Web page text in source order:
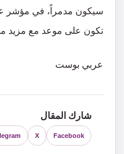
سيكون مدمراً، في مؤشر
تكون على موعد مع مزيد
عربي بوست
شارك المقال
Facebook
X